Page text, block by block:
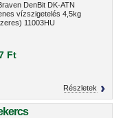
DenBit DK-ATN
vízszigetelés 4,5kg
11003HU
Ft
Részletek